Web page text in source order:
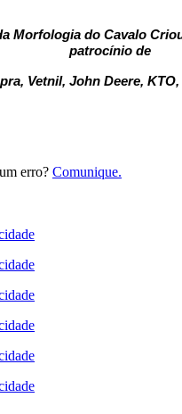
Morfologia do Cavalo
patrocínio de
Vetnil, John Deere,
erro? Comunique.